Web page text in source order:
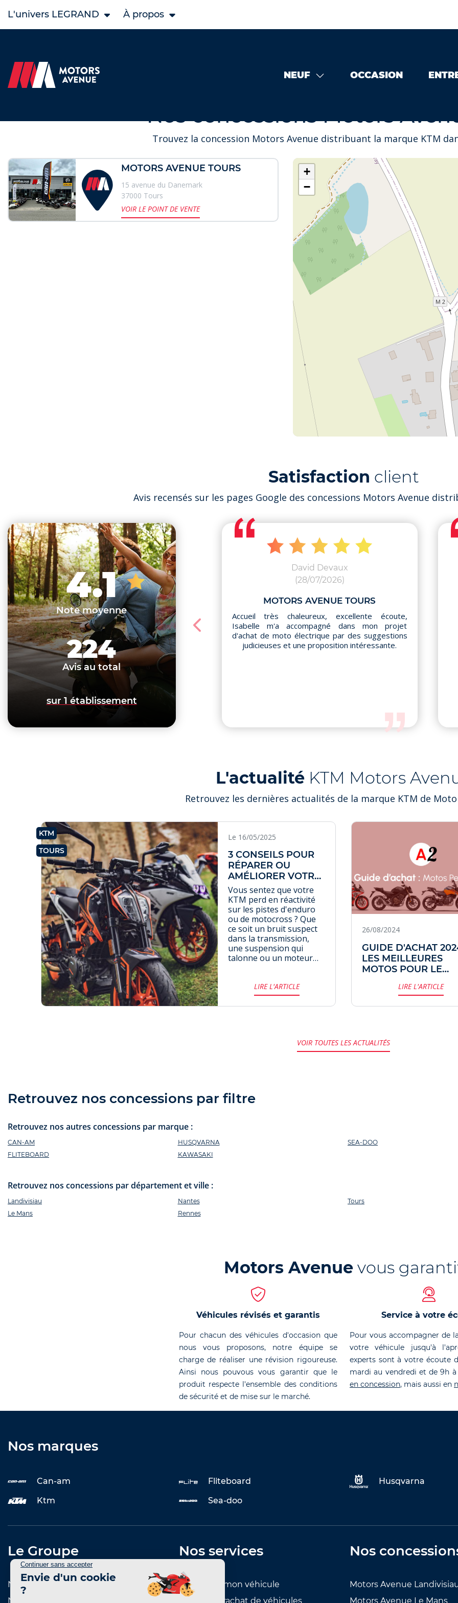
L'univers LEGRAND À propos
NEUF OCCASION
Accueil Nos concessions Motors Avenue
Nos concessions Motors
Trouvez la concession Motors Avenue distribuant la marque KTM
MOTORS AVENUE TOURS
15 avenue du Danemark
37000 Tours
VOIR LE POINT DE VENTE
+
−
Satisfaction client
Avis recensés sur les pages Google des concessions Motors Avenue
4.1
Note moyenne
224
Avis au total
sur 1 établissement
David Devaux
(28/07/2026)
MOTORS AVENUE TOURS
Accueil très chaleureux, excellente écoute,
Isabelle m'a accompagné dans mon projet
d'achat de moto électrique par des suggestions
judicieuses et une proposition intéressante.
L'actualité KTM Motors
Retrouvez les dernières actualités de la marque KTM de
KTM
TOURS
Le 16/05/2025
3 CONSEILS POUR
RÉPARER OU
AMÉLIORER VOTRE
KTM
Vous sentez que votre
KTM perd en réactivité
sur les pistes d'enduro
ou de motocross ? Que
ce soit un bruit suspect
dans la transmission,
une suspension qui
talonne ou un moteur
l'action. Voici trois axes
essentiels à surveiller
pour entretenir, fiabiliser
LIRE L'ARTICLE
26/08/2024
GUIDE D'ACHAT
LES MEILLEURES
MOTOS POUR LE
LIRE L'ARTICLE
VOIR TOUTES LES ACTUALITÉS
Retrouvez nos concessions par filtre
Retrouvez nos autres concessions par marque :
CAN-AM
FLITEBOARD
HUSQVARNA
KAWASAKI
SEA-DOO
Retrouvez nos concessions par département et ville :
Landivisiau
Le Mans
Nantes
Rennes
Tours
Motors Avenuevous
Véhicules révisés et garantis
Pour chacun des véhicules d'occasion que
nous vous proposons, notre équipe se
charge de réaliser une révision rigoureuse.
Ainsi nous pouvous vous garantir que le
produit respecte l'ensemble des conditions
de sécurité et de mise sur le marché.
Service à votre
Pour vous accompagner de
votre véhicule jusqu'à
experts sont à votre écoute
mardi au vendredi et de 9h à
en concession, mais aussi en
Nos marques
Can-am Fliteboard
Husqvarna
Ktm
Sea-doo
Le Groupe
Notre histoire
Notre réseau de concessions
Nos services
Entretenir mon véhicule
Reprise et rachat de véhicules
Nos
Motors Avenue
Motors Avenue Le Mans